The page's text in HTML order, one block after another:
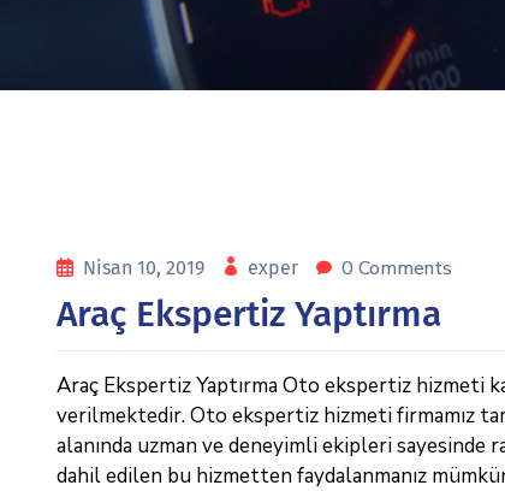
Nisan 10, 2019 exper 0 Comments
Araç Ekspertiz Yaptırma
Araç Ekspertiz Yaptırma Oto ekspertiz hizmeti
verilmektedir. Oto ekspertiz hizmeti firmamız
alanında uzman ve deneyimli ekipleri
dahil edilen bu hizmetten faydalanmanız